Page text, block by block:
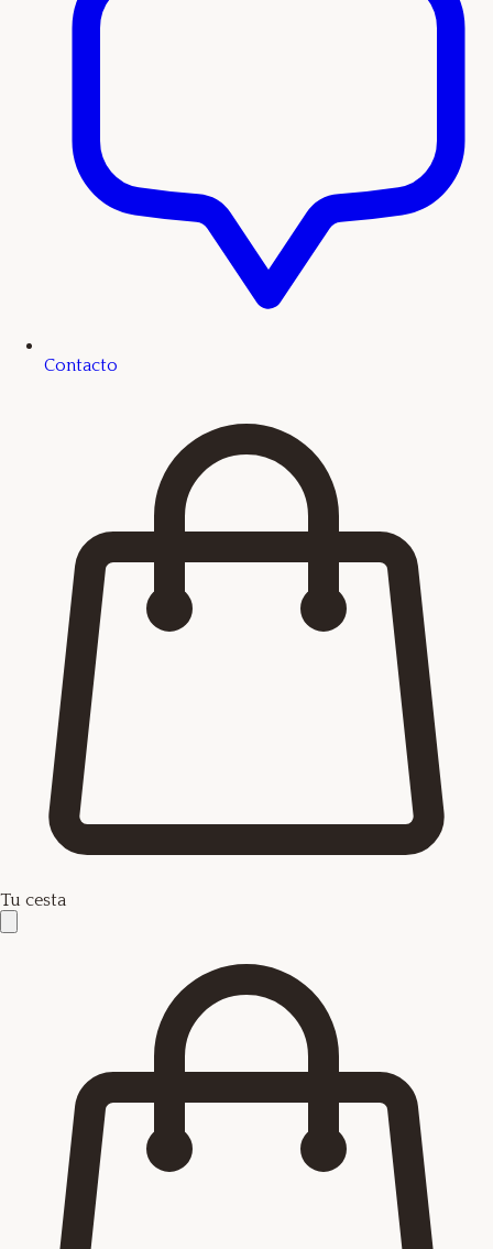
Contacto
Tu cesta